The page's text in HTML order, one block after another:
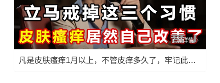
了解详情
凡是皮肤瘙痒1月以上，不管皮痒多久了，牢记此法，快！准！狠！